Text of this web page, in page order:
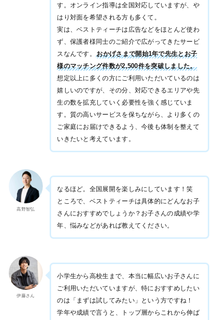
す。オンライン指導は全国対応していますが、や
はり対面を希望される方も多くて。
実は、ベストティーチは広告などをほとんど使わ
ず、保護者様同士のご紹介で広がってきたサービ
スなんです。 おかげさまで開始1年で先生とお子
様のマッチング件数が2,500件を突破しました。
想定以上に多くの方にご利用いただいているのは
嬉しいのですが、その分、対応できるエリアや先
生の数を拡充していく必要性を強く感じていま
す。質の高いサービスを保ちながら、より多くの
ご家庭にお届けできるよう、今後も体制を整えて
いきたいと考えています。
高野智弘
なるほど。全国展開を楽しみにしています！笑
ところで、ベストティーチは具体的にどんなお子
さんにおすすめでしょうか？お子さんの成績や学
年、悩みなどがあれば教えてください。
伊藤さん
小学生から高校生まで、本当に幅広いお子さんに
ご利用いただいていますが、特におすすめしたい
のは「まずは試してみたい」という方ですね！
学年や成績で言うと、トップ層からこれから伸ば